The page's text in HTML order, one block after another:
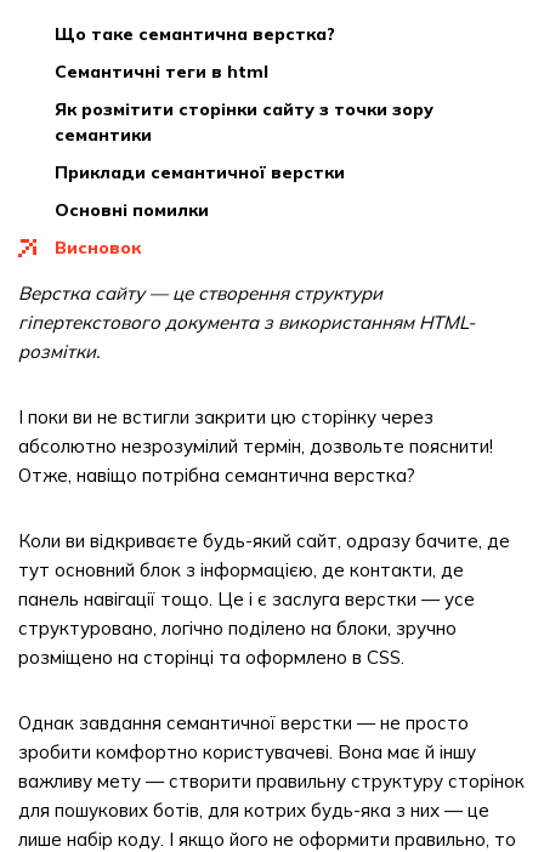
що таке семантична верстка?
семантичні теги в html
як розмітити сторінки сайту з точки зору
семантики
приклади семантичної верстки
основні помилки
висновок
Верстка сайту — це створення структури
гіпертекстового документа з використанням HTML-
розмітки.
І поки ви не встигли закрити цю сторінку через
абсолютно незрозумілий термін, дозвольте пояснити!
Отже, навіщо потрібна семантична верстка?
Коли ви відкриваєте будь-який сайт, одразу бачите, де
тут основний блок з інформацією, де контакти, де
панель навігації тощо. Це і є заслуга верстки — усе
структуровано, логічно поділено на блоки, зручно
розміщено на сторінці та оформлено в CSS.
Однак завдання семантичної верстки — не просто
зробити комфортно користувачеві. Вона має й іншу
важливу мету — створити правильну структуру сторінок
для пошукових ботів, для котрих будь-яка з них — це
лише набір коду. І якщо його не оформити правильно, то